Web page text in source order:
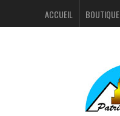
ACCUEIL BOUTIQUE